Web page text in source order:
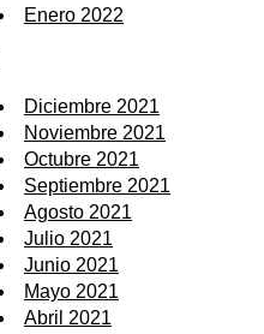
Enero 2022
Diciembre 2021
Noviembre 2021
Octubre 2021
Septiembre 2021
Agosto 2021
Julio 2021
Junio 2021
Mayo 2021
Abril 2021